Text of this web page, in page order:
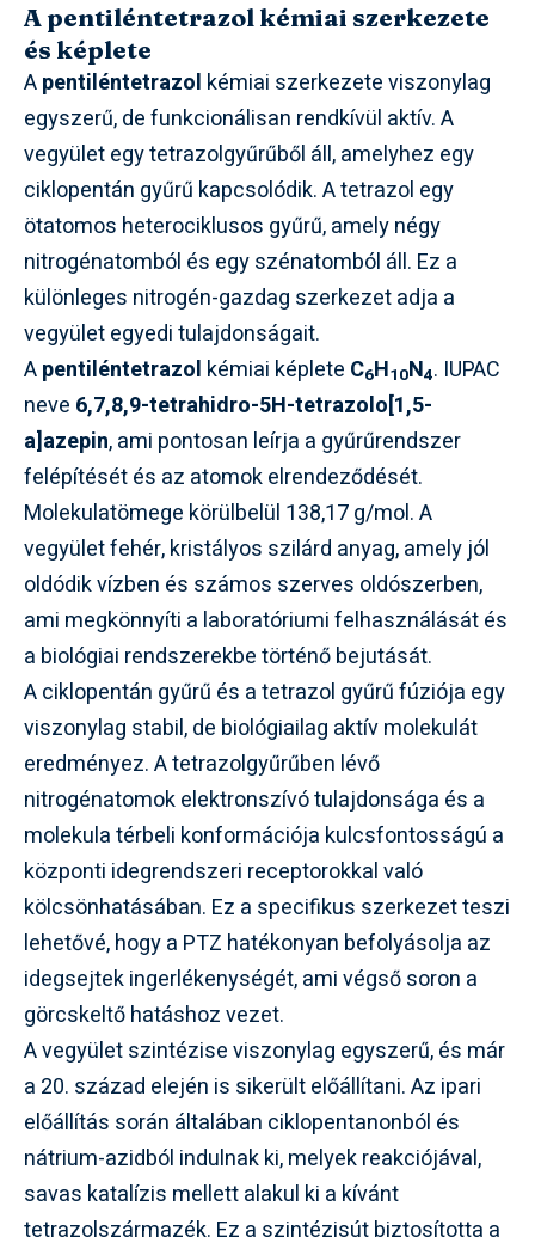
A pentiléntetrazol kémiai szerkezete
és képlete
Apentiléntetrazol kémiai szerkezete viszonylag
egyszerű, de funkcionálisan rendkívül aktív. A
vegyület egy tetrazolgyűrűből áll, amelyhez egy
ciklopentán gyűrű kapcsolódik. A tetrazol egy
ötatomos heterociklusos gyűrű, amely négy
nitrogénatomból és egy szénatomból áll. Ez a
különleges nitrogén-gazdag szerkezet adja a
vegyület egyedi tulajdonságait.
Apentiléntetrazol kémiai képlete C6H10N4. IUPAC
neve 6,7,8,9-tetrahidro-5H-tetrazolo[1,5-
a]azepin, ami pontosan leírja a gyűrűrendszer
felépítését és az atomok elrendeződését.
Molekulatömege körülbelül 138,17 g/mol. A
vegyület fehér, kristályos szilárd anyag, amely jól
oldódik vízben és számos szerves oldószerben,
ami megkönnyíti a laboratóriumi felhasználását és
a biológiai rendszerekbe történő bejutását.
A ciklopentán gyűrű és a tetrazol gyűrű fúziója egy
viszonylag stabil, de biológiailag aktív molekulát
eredményez. A tetrazolgyűrűben lévő
nitrogénatomok elektronszívó tulajdonsága és a
molekula térbeli konformációja kulcsfontosságú a
központi idegrendszeri receptorokkal való
kölcsönhatásában. Ez a specifikus szerkezet teszi
lehetővé, hogy a PTZ hatékonyan befolyásolja az
idegsejtek ingerlékenységét, ami végső soron a
görcskeltő hatáshoz vezet.
A vegyület szintézise viszonylag egyszerű, és már
a 20. század elején is sikerült előállítani. Az ipari
előállítás során általában ciklopentanonból és
nátrium-azidból indulnak ki, melyek reakciójával,
savas katalízis mellett alakul ki a kívánt
tetrazolszármazék. Ez a szintézisút biztosította a